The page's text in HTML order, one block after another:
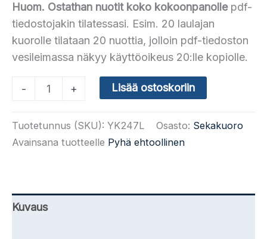
Huom. Ostathan nuotit koko kokoonpanollepdf-
tiedostojakin tilatessasi. Esim. 20 laulajan
kuorolle tilataan 20 nuottia, jolloin pdf-tiedoston
vesileimassa näkyy käyttöoikeus 20:lle kopiolle.
- + Lisää ostoskoriin
Tuotetunnus (SKU): YK247L Osasto: Sekakuoro
Avainsana tuotteelle Pyhä ehtoollinen
Kuvaus